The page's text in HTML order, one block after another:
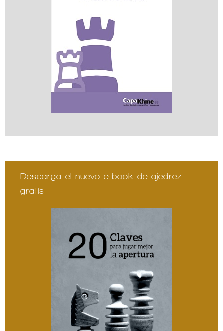
Descarga el nuevo e-book de ajedrez
gratis